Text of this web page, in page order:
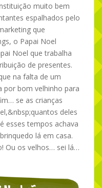
muito bem
espalhados pelo
que
o Papai Noel
Noel que trabalha
de presentes.
na falta de um
por bom velhinho para
se as crianças
deles
esses tempos achava
lá em casa.
Ou os velhos… sei lá…